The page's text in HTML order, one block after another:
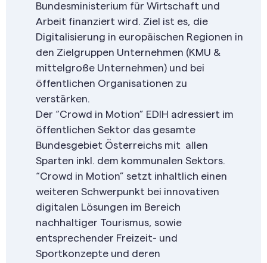
Bundesministerium für Wirtschaft und
Arbeit finanziert wird. Ziel ist es, die
Digitalisierung in europäischen Regionen in
den Zielgruppen Unternehmen (KMU &
mittelgroße Unternehmen) und bei
öffentlichen Organisationen zu
verstärken.
Der “Crowd in Motion” EDIH adressiert im
öffentlichen Sektor das gesamte
Bundesgebiet Österreichs mit allen
Sparten inkl. dem kommunalen Sektors.
“Crowd in Motion” setzt inhaltlich einen
weiteren Schwerpunkt bei innovativen
digitalen Lösungen im Bereich
nachhaltiger Tourismus, sowie
entsprechender Freizeit- und
Sportkonzepte und deren